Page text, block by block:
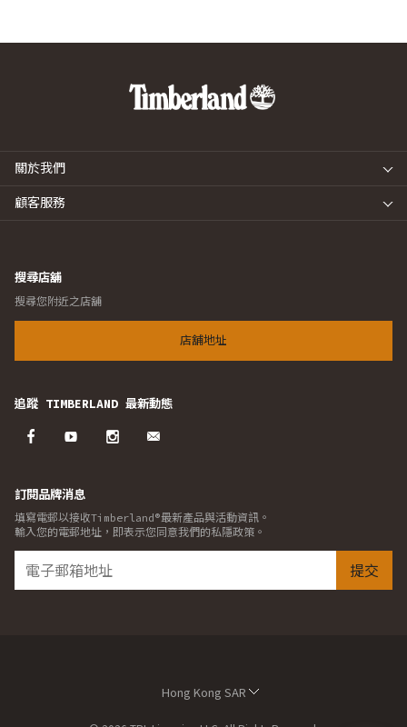
關於我們
顧客服務
搜尋店舖
搜尋您附近之店舖
店舖地址
追蹤 TIMBERLAND 最新動態
訂閱品牌消息
填寫電郵以接收Timberland®最新產品與活動資訊。
輸入您的電郵地址，即表示您同意我們的私隱政策。
提交
Hong Kong SAR